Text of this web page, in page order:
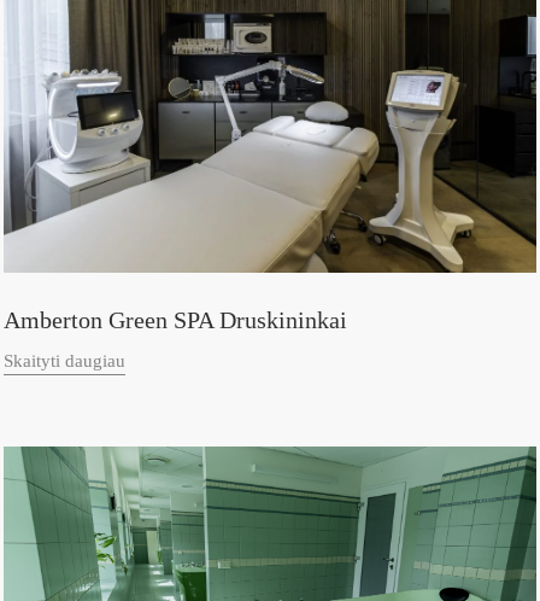
Amberton Green SPA Druskininkai
Skaityti daugiau